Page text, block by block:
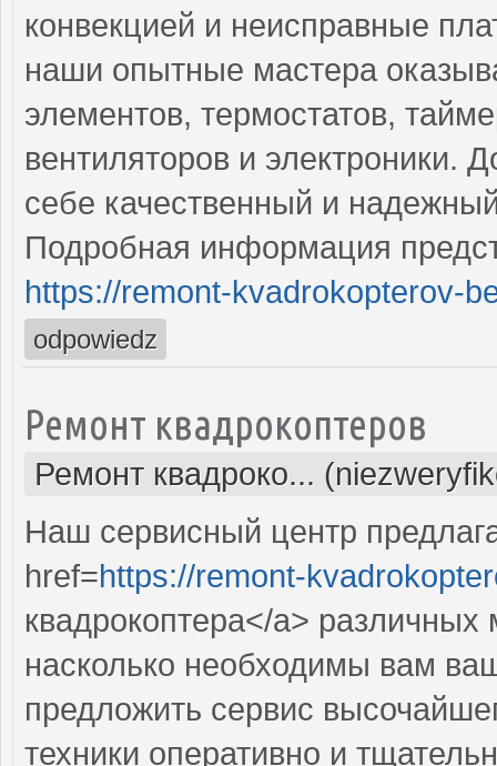
конвекцией и неисправные
наши опытные мастера
элементов, термостатов,
вентиляторов и электроники.
себе качественный и
Подробная информация
https://remont-kvadrokopterov-
odpowiedz
Ремонт квадрокоптеров
Ремонт квадроко...
Наш сервисный центр
href=https://remont-
квадрокоптера</a>
насколько необходимы вам
предложить сервис
техники оперативно и